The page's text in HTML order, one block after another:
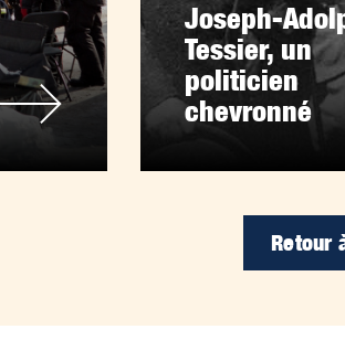
Joseph-
Tessier, un
politicien
chevronné
Retour